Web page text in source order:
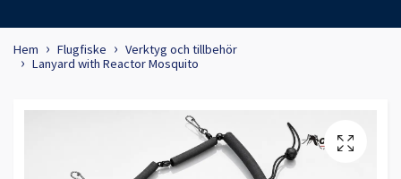
Hem Flugfiske
Verktyg och tillbehör
Lanyard with Reactor Mosquito